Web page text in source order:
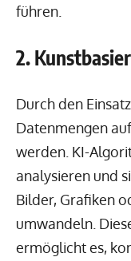
führen.
2.
Durch den
Datenmengen
werden. KI-
analysieren und
Bilder, Grafiken
umwandeln.
ermöglicht es,